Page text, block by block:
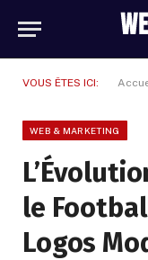
VOUS ÊTES ICI:
WEB & MARKETING
le
Logos